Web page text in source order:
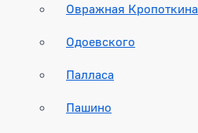
Овражная Кропоткина
Одоевского
Палласа
Пашино